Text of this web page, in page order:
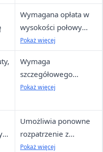
egzekucja
wstrzymana po
wniesieniu zarzutów,
ale może być
podstawą
zabezpieczenia.
Wymagana opłata w
wysokości połowy
opłaty od pozwu
(może być zwolniona).
Pokaż więcej
Wymaga
szczegółowego
uzasadnienia i
odrzucić, jeśli
nieopłacone lub
nieuzasadnione.
Pokaż więcej
Umożliwia ponowne
rozpatrzenie z
dodatkowymi
Pokaż więcej